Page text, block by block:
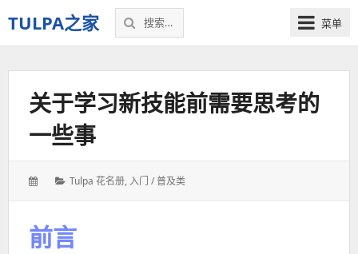
TULPA之家
关
程、
搜
索：
菜单
关于学习新技能前需要思考的
一些事
分
Tulpa 花名册, 入门 / 普及类
前言